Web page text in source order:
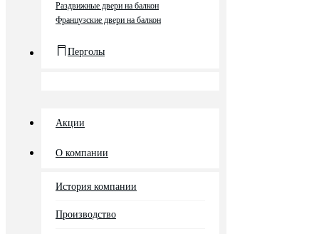
Раздвижные двери на балкон
Французские двери на балкон
Перголы
Акции
О компании
История компании
Производство